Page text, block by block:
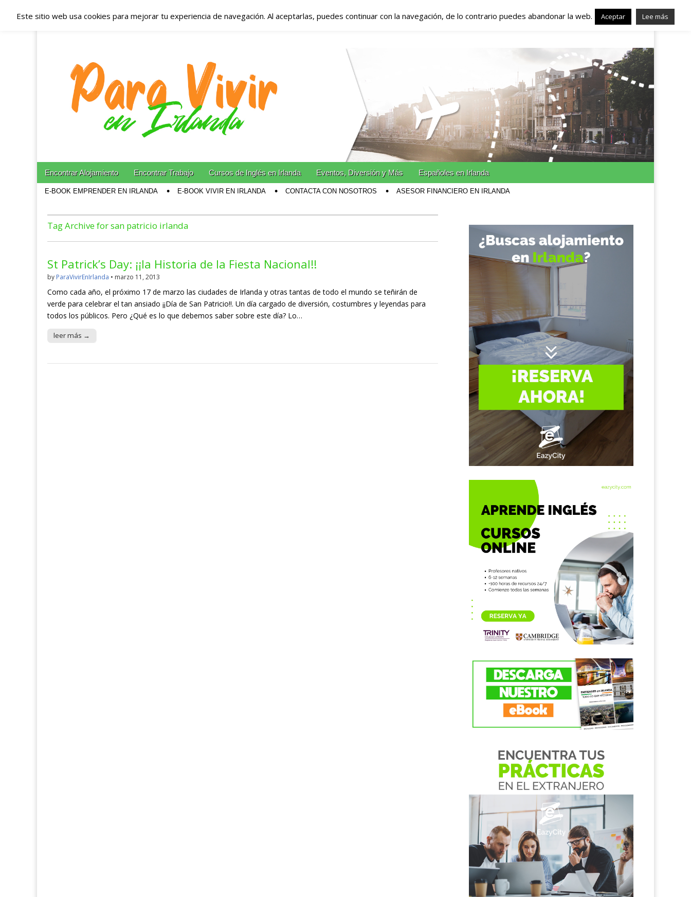
Españoles en Irlanda – Vivir en Irlanda – Trabajo en
Irlanda – Alojamiento en Irlanda
Blog dedicado a los que viven, estudian y trabajan en Irlanda!
Main menu
Skip to content
Encontrar Alojamiento Encontrar Trabajo Cursos de Inglés en Irlanda Eventos, Diversión y Más Españoles en Irlanda
E-BOOK EMPRENDER EN IRLANDA E-BOOK VIVIR EN IRLANDA CONTACTA CON NOSOTROS ASESOR FINANCIERO EN IRLANDA
Tag Archive for san patricio irlanda
St Patrick’s Day: ¡¡la Historia de la Fiesta Nacional!!
by ParaVivirEnIrlanda • marzo 11, 2013
Como cada año, el próximo 17 de marzo las ciudades de Irlanda y otras tantas de todo el mundo se teñirán de
verde para celebrar el tan ansiado ¡¡Día de San Patricio!!. Un día cargado de diversión, costumbres y leyendas para
todos los públicos. Pero ¿Qué es lo que debemos saber sobre este día? Lo…
leer más →
Este sitio web usa cookies para mejorar tu experiencia de navegación. Al aceptarlas, puedes continuar con la navegación, de lo contrario puedes abandonar la web. Aceptar Lee más